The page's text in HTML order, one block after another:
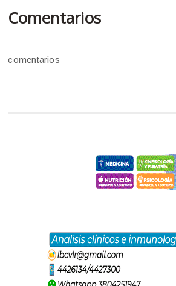
Comentarios
comentarios